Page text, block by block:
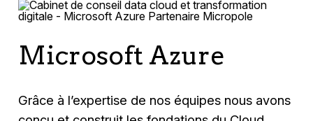
Microsoft Azure
Grâce à l’expertise de nos équipes nous avons